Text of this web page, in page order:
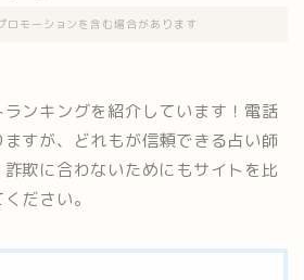
ロモーションを含む場合があります
ンキングを紹介しています！電話
すが、どれもが信頼できる占い師
欺に合わないためにもサイトを比
ださい。